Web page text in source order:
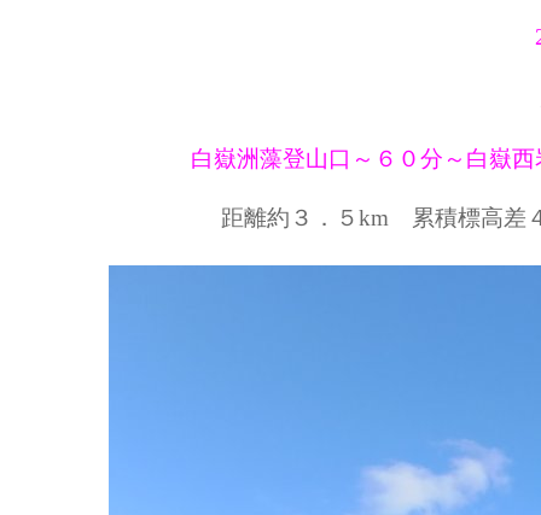
白嶽洲藻登山口～６０分～白嶽
距離約３．５km 累積標高